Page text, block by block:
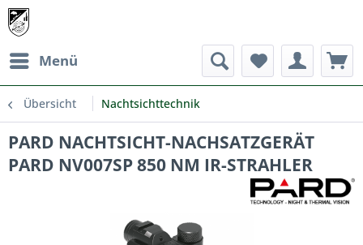
Menü
Übersicht Nachtsichttechnik
PARD NACHTSICHT-NACHSATZGERÄT
PARD NV007SP 850 NM IR-STRAHLER